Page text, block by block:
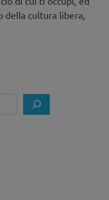
della cultura libera,